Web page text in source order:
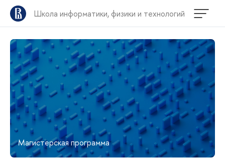
Школа информатики, физики и технологий
Магистерская программа